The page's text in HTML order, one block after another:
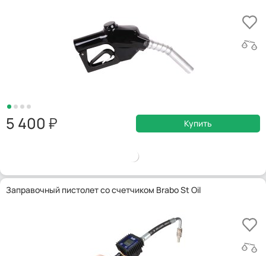
5 400 Купить
Заправочный пистолет со счетчиком Brabo St Oil